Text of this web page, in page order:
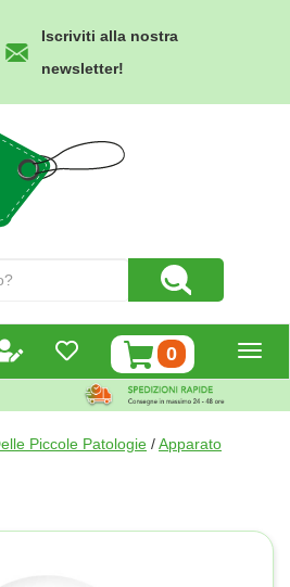
Iscriviti alla nostra
newsletter!
Cerca Prodotto
0prodotti
inseriti
Piccole Patologie /Apparato